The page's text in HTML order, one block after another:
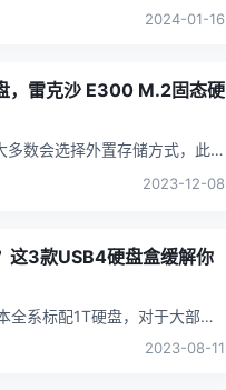
2024-01-16
，雷克沙 E300 M.2固态硬
“主板安装”或“统一内存”方
2023-12-08
这3款USB4硬盘盒缓解你
2023-08-11